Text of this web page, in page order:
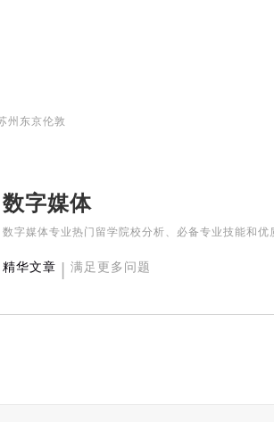
州 东京伦敦
数字媒体
数字媒体专业热门留学院校分析、必备专业技能和优
精华文章
满足更多问题